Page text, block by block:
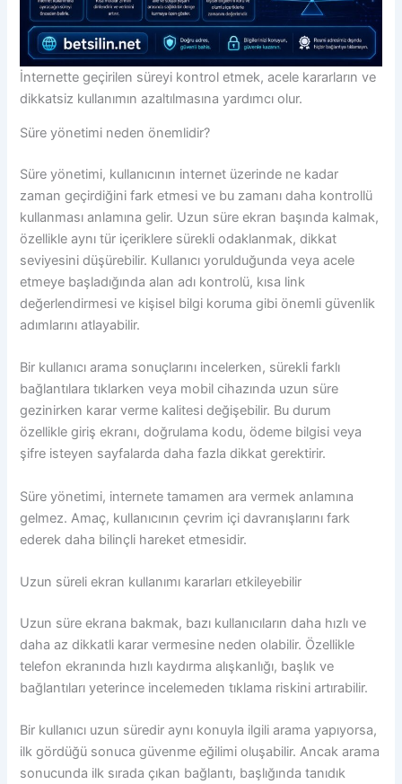
İnternette geçirilen süreyi kontrol etmek, acele kararların ve
dikkatsiz kullanımın azaltılmasına yardımcı olur.
Süre yönetimi neden önemlidir?
Süre yönetimi, kullanıcının internet üzerinde ne kadar
zaman geçirdiğini fark etmesi ve bu zamanı daha kontrollü
kullanması anlamına gelir. Uzun süre ekran başında kalmak,
özellikle aynı tür içeriklere sürekli odaklanmak, dikkat
seviyesini düşürebilir. Kullanıcı yorulduğunda veya acele
etmeye başladığında alan adı kontrolü, kısa link
değerlendirmesi ve kişisel bilgi koruma gibi önemli güvenlik
adımlarını atlayabilir.
Bir kullanıcı arama sonuçlarını incelerken, sürekli farklı
bağlantılara tıklarken veya mobil cihazında uzun süre
gezinirken karar verme kalitesi değişebilir. Bu durum
özellikle giriş ekranı, doğrulama kodu, ödeme bilgisi veya
şifre isteyen sayfalarda daha fazla dikkat gerektirir.
Süre yönetimi, internete tamamen ara vermek anlamına
gelmez. Amaç, kullanıcının çevrim içi davranışlarını fark
ederek daha bilinçli hareket etmesidir.
Uzun süreli ekran kullanımı kararları etkileyebilir
Uzun süre ekrana bakmak, bazı kullanıcıların daha hızlı ve
daha az dikkatli karar vermesine neden olabilir. Özellikle
telefon ekranında hızlı kaydırma alışkanlığı, başlık ve
bağlantıları yeterince incelemeden tıklama riskini artırabilir.
Bir kullanıcı uzun süredir aynı konuyla ilgili arama yapıyorsa,
ilk gördüğü sonuca güvenme eğilimi oluşabilir. Ancak arama
sonucunda ilk sırada çıkan bağlantı, başlığında tanıdık